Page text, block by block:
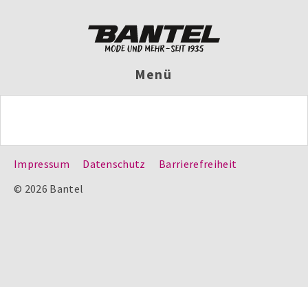
Menü
Impressum Datenschutz
Barrierefreiheit
© 2026 Bantel